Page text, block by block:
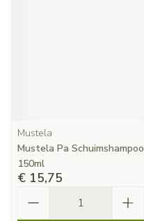
Mustela
Mustela Pa Schuimshampoo
150ml
€ 15,75